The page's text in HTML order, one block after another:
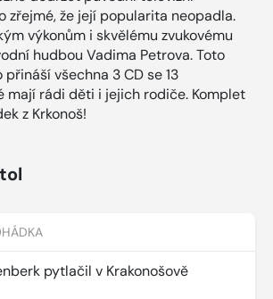
zřejmé, že její popularita neopadla.
výkonům i skvělému zvukovému
hudbou Vadima Petrova. Toto
všechna 3 CD se 13
mají rádi děti i jejich rodiče. Komplet
z Krkonoš!
pytlačil v Krakonošově